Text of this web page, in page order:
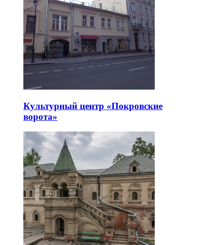
Культурный центр «Покровские
ворота»